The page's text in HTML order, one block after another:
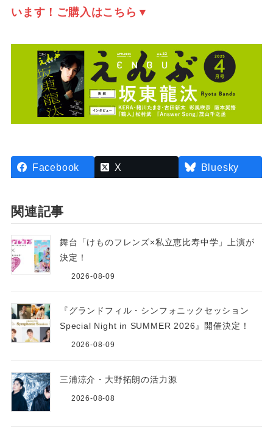
います！ご購入はこちら▼
Facebook X Bluesky
関連記事
舞台「けものフレンズ×私立恵比寿中学」上演が
決定！
2026-08-09
『グランドフィル・シンフォニックセッション
Special Night in SUMMER 2026』開催決定！
2026-08-09
三浦涼介・大野拓朗の活力源
2026-08-08